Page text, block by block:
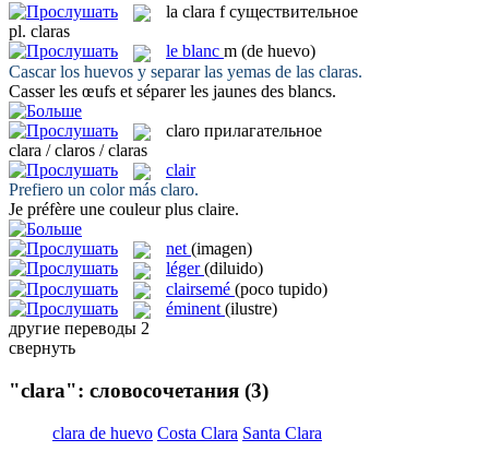
la clara f существительное
pl. claras
le blanc m (de huevo)
Cascar los huevos y separar las yemas de las claras.
Casser les œufs et séparer les jaunes des blancs.
claro прилагательное
clara / claros / claras
clair
Prefiero un color más claro.
Je préfère une couleur plus claire.
net (imagen)
léger (diluido)
clairsemé (poco tupido)
éminent (ilustre)
другие переводы 2
свернуть
"clara": словосочетания (3)
clara de huevo Costa Clara Santa Clara